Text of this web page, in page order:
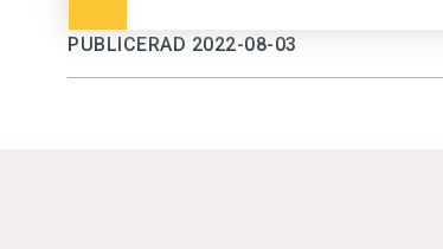
PUBLICERAD 2022-08-03